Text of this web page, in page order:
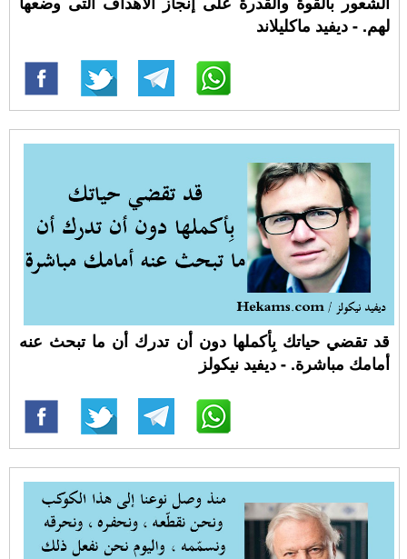
لهم. - ديفيد ماكليلاند
قد تقضي حياتك بِأكملها دون أن تدرك أن ما تبحث عنه
أمامك مباشرة. - ديفيد نيكولز